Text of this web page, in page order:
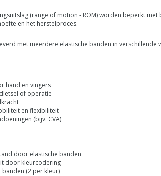
(range of motion - ROM) worden beperkt
en het herstelproces.
met meerdere elastische banden in
hand en vingers
of operatie
en flexibiliteit
(bijv. CVA)
door elastische banden
door kleurcodering
banden (2 per kleur)